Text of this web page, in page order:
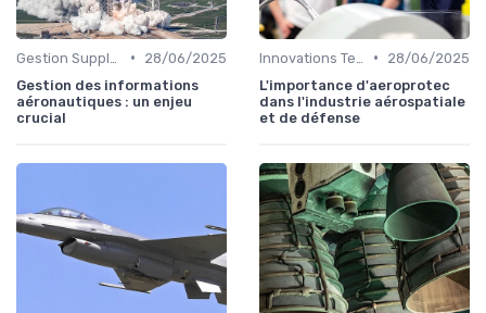
•
28/06/2025
Gestion des informations
aéronautiques : un enjeu
crucial
•
28/06/2025
L'importance d'aeroprotec
dans l'industrie aérospatiale
et de défense